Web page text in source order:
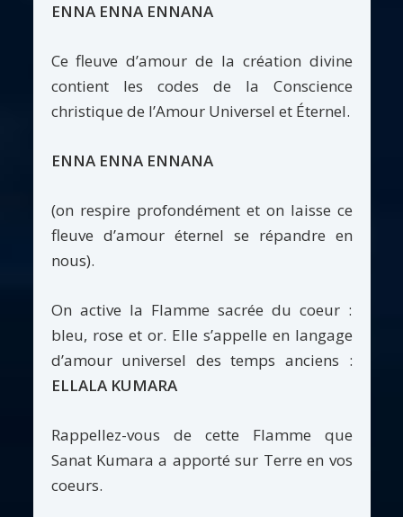
ENNA ENNA ENNANA
Ce fleuve d’amour de la création divine
contient les codes de la Conscience
christique de l’Amour Universel et Éternel.
ENNA ENNA ENNANA
(on respire profondément et on laisse ce
fleuve d’amour éternel se répandre en
nous).
On active la Flamme sacrée du coeur :
bleu, rose et or. Elle s’appelle en langage
d’amour universel des temps anciens :
ELLALA KUMARA
Rappellez-vous de cette Flamme que
Sanat Kumara a apporté sur Terre en vos
coeurs.